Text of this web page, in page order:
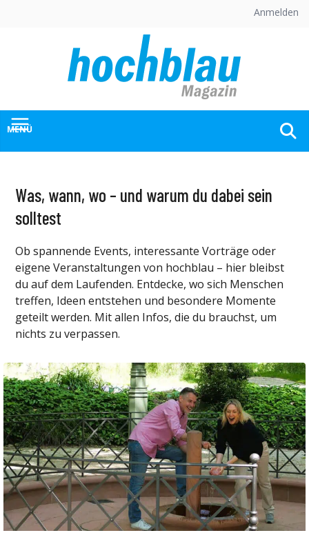
Anmelden
MENÜ
Was, wann, wo – und warum du dabei sein
solltest
Ob spannende Events, interessante Vorträge oder
eigene Veranstaltungen von hochblau – hier bleibst
du auf dem Laufenden. Entdecke, wo sich Menschen
treffen, Ideen entstehen und besondere Momente
geteilt werden. Mit allen Infos, die du brauchst, um
nichts zu verpassen.